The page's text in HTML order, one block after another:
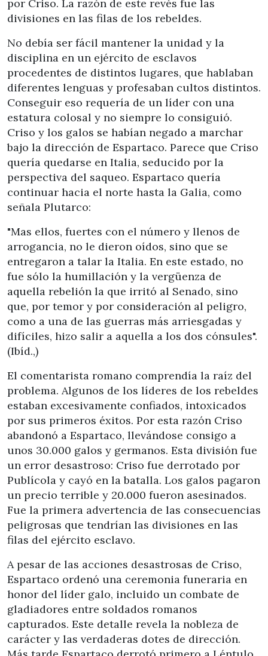
por Criso. La razón de este revés fue las
divisiones en las filas de los rebeldes.
No debía ser fácil mantener la unidad y la
disciplina en un ejército de esclavos
procedentes de distintos lugares, que hablaban
diferentes lenguas y profesaban cultos distintos.
Conseguir eso requería de un líder con una
estatura colosal y no siempre lo consiguió.
Criso y los galos se habían negado a marchar
bajo la dirección de Espartaco. Parece que Criso
quería quedarse en Italia, seducido por la
perspectiva del saqueo. Espartaco quería
continuar hacia el norte hasta la Galia, como
señala Plutarco:
"Mas ellos, fuertes con el número y llenos de
arrogancia, no le dieron oídos, sino que se
entregaron a talar la Italia. En este estado, no
fue sólo la humillación y la vergüenza de
aquella rebelión la que irritó al Senado, sino
que, por temor y por consideración al peligro,
como a una de las guerras más arriesgadas y
difíciles, hizo salir a aquella a los dos cónsules".
(Ibíd.,)
El comentarista romano comprendía la raíz del
problema. Algunos de los líderes de los rebeldes
estaban excesivamente confiados, intoxicados
por sus primeros éxitos. Por esta razón Criso
abandonó a Espartaco, llevándose consigo a
unos 30.000 galos y germanos. Esta división fue
un error desastroso: Criso fue derrotado por
Publícola y cayó en la batalla. Los galos pagaron
un precio terrible y 20.000 fueron asesinados.
Fue la primera advertencia de las consecuencias
peligrosas que tendrían las divisiones en las
filas del ejército esclavo.
A pesar de las acciones desastrosas de Criso,
Espartaco ordenó una ceremonia funeraria en
honor del líder galo, incluido un combate de
gladiadores entre soldados romanos
capturados. Este detalle revela la nobleza de
carácter y las verdaderas dotes de dirección.